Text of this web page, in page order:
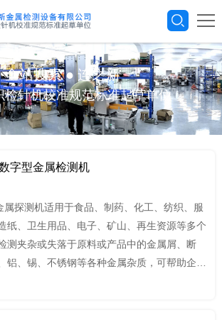
全站搜索●连之新
检针机校准规范标准起草单位
字型金属检测机
属探测机适用于食品、制药、化工、纺织、服
纸、卫生用品、电子、矿山、再生资源等多个
测夹杂或失落于原料或产品中的金属屑、断
铝、锡、不锈钢等各种金属杂质，可帮助企业